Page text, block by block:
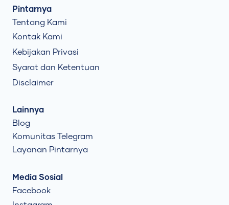
Pintarnya
Tentang Kami
Kontak Kami
Kebijakan Privasi
Syarat dan Ketentuan
Disclaimer
Lainnya
Blog
Komunitas Telegram
Layanan Pintarnya
Media Sosial
Facebook